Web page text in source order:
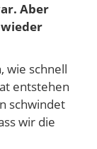
Aber
wie schnell
entstehen
schwindet
wir die